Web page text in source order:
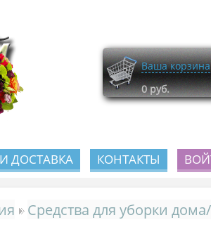
Ваша корзина
0 руб.
ДОСТАВКА КОНТАКТЫ
Средства для уборки